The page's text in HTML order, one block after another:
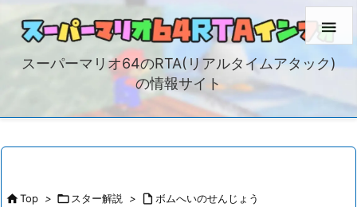
スーパーマリオ64のRTA(リアルタイムアタック)
の情報サイト

Top > スター解説 >  ボムへいのせんじょう